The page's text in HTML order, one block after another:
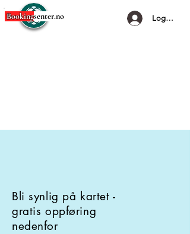
Bookingsenter.no Logg Inn
Bli synlig på kartet -
gratis oppføring
nedenfor